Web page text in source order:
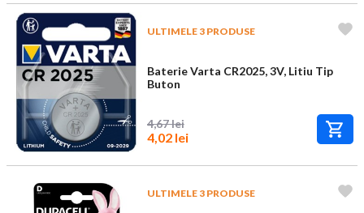
ULTIMELE 3 PRODUSE
Baterie Varta CR2025, 3V, Litiu Tip
Buton
4,67 lei
4,02 lei
ULTIMELE 3 PRODUSE